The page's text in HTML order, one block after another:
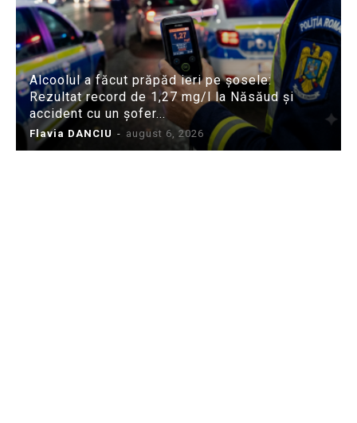
Alcoolul a făcut prăpăd ieri pe șosele:
Rezultat record de 1,27 mg/l la Năsăud și
accident cu un șofer...
Flavia DANCIU - august 6, 2026